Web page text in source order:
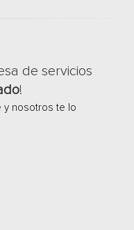
de servicios
!
y nosotros te lo